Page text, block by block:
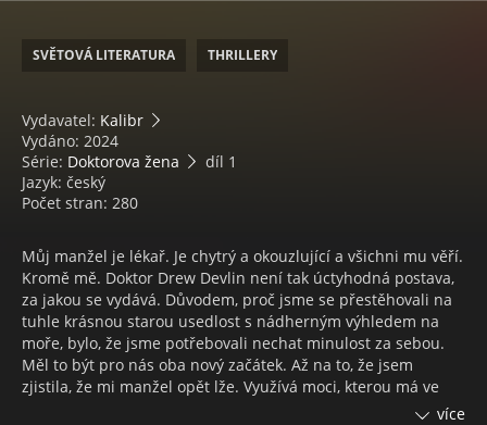
SVĚTOVÁ LITERATURA THRILLERY
Vydavatel: Kalibr
Vydáno: 2024
Série: Doktorova žena
díl 1
Jazyk: český
Počet stran: 280
Můj manžel je lékař. Je chytrý a okouzlující a všichni mu věří.
Kromě mě. Doktor Drew Devlin není tak úctyhodná postava,
za jakou se vydává. Důvodem, proč jsme se přestěhovali na
tuhle krásnou starou usedlost s nádherným výhledem na
moře, bylo, že jsme potřebovali nechat minulost za sebou.
Měl to být pro nás oba nový začátek. Až na to, že jsem
zjistila, že mi manžel opět lže. Využívá moci, kterou má ve
své práci, k tomu, aby si zahrával s lidskými životy a dosáhlvíce